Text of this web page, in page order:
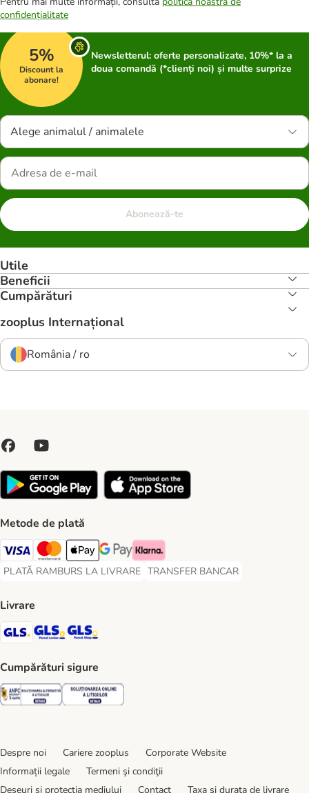
confidențialitate
5%
Discount la
abonare!
Newsletterul: oferte personalizate, 10%* la a
doua comandă (*clienți noi) și multe surprize
Alege animalul / animalele
Abonează-te
Utile
Beneficii
Cumpărături
zooplus Internațional
România / ro
Metode de plată
Visa Payment Method
Master Card Payment Method
Apple Pay Payment Method
Google Pay Payment Method
Klarna Payment Method
PLATĂ RAMBURS LA LIVRARE
PLATĂ RAMBURS LA LIVRARE Payment Method
TRANSFER BANCAR
TRANSFER BANCAR Payment
Livrare
GLS Shipping Method
GLS Locker Shipping Method
Cumpărături sigure
Security Security
Despre noi Cariere zooplus
Corporate Website
Informații legale
Termeni şi condiţii
Deșeuri și protecția mediului
Contact Taxa şi durata de livrare